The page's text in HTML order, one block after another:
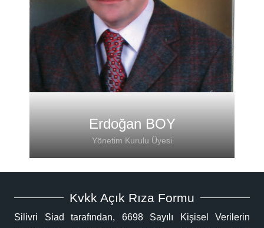
Mail: stm.silivri@hotmail.com
Adres: Küçük Sanayi Sitesi E 2-blok
No:22
Silivri /İstanbul
Erdoğan BOY
Yönetim Kurulu Üyesi
Kvkk Açık Rıza Formu
Silivri Siad tarafından, 6698 Sayılı Kişisel Verilerin